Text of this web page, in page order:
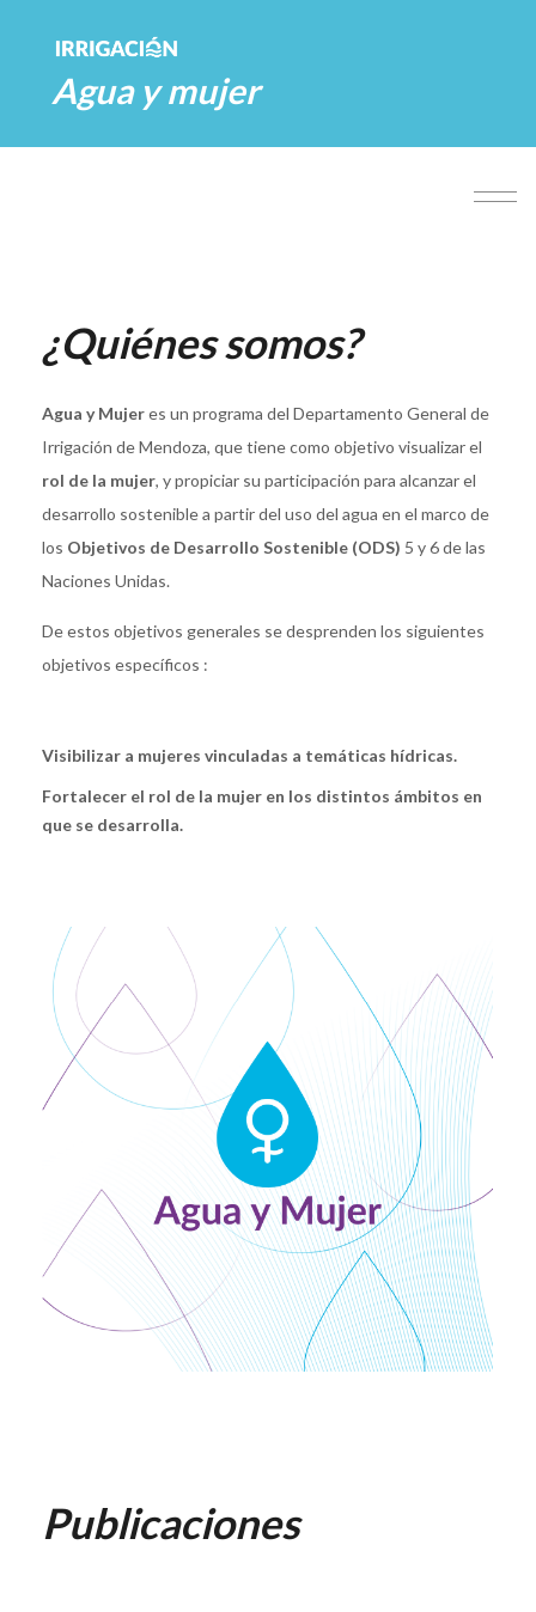
Agua y mujer
¿Quiénes somos?
Agua y Mujeres un programa del Departamento General de
Irrigación de Mendoza, que tiene como objetivo visualizar el
rol de la mujer, y propiciar su participación para alcanzar el
desarrollo sostenible a partir del uso del agua en el marco de
los Objetivos de Desarrollo Sostenible (ODS) 5 y 6 de las
Naciones Unidas.
De estos objetivos generales se desprenden los siguientes
objetivos específicos :
Visibilizar a mujeres vinculadas a temáticas hídricas.
Fortalecer el rol de la mujer en los distintos ámbitos en
que se desarrolla.
Publicaciones